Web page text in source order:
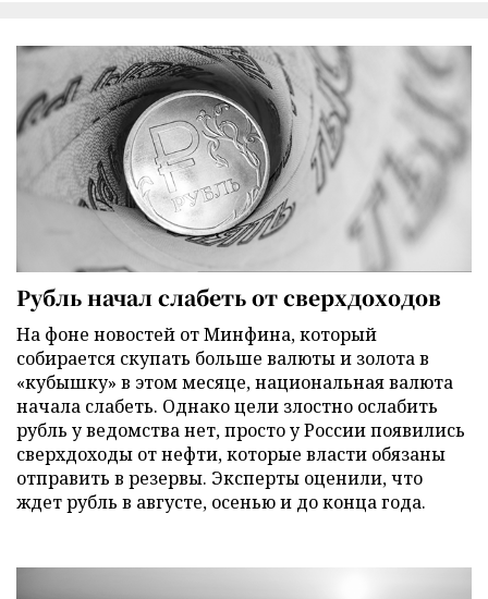
Рубль начал слабеть от сверхдоходов
На фоне новостей от Минфина, который
собирается скупать больше валюты и золота в
«кубышку» в этом месяце, национальная валюта
начала слабеть. Однако цели злостно ослабить
рубль у ведомства нет, просто у России появились
сверхдоходы от нефти, которые власти обязаны
отправить в резервы. Эксперты оценили, что
ждет рубль в августе, осенью и до конца года.